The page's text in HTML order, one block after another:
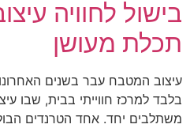
בישול לחוויה
תכלת מעושן
עיצוב המטבח עבר בשנים
בלבד למרכז חווייתי בבית, שבו
משתלבים יחד. אחד הטרנדים